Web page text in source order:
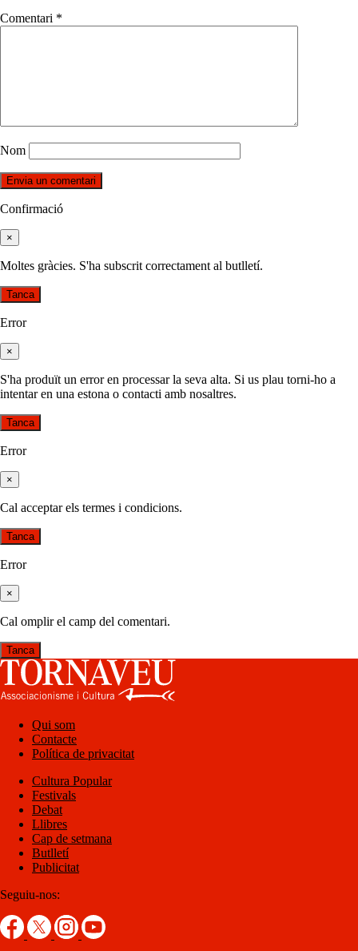
Comentari *
Nom
Confirmació
×
Moltes gràcies. S'ha subscrit correctament al butlletí.
Tanca
Error
×
S'ha produït un error en processar la seva alta. Si us plau torni-ho a
intentar en una estona o contacti amb nosaltres.
Tanca
Error
×
Cal acceptar els termes i condicions.
Tanca
Error
×
Cal omplir el camp del comentari.
Tanca
Qui som
Contacte
Política de privacitat
Cultura Popular
Festivals
Debat
Llibres
Cap de setmana
Butlletí
Publicitat
Seguiu-nos: